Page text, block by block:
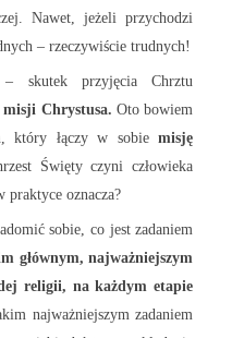
Nawet, jeżeli przychodzi
– rzeczywiście trudnych!
skutek przyjęcia Chrztu
misji Chrystusa. Oto bowiem
który łączy w sobiemisję
Święty czyni człowieka
praktyce oznacza?
sobie, co jest zadaniem
głównym, najważniejszym
religii, na każdym etapie
najważniejszym zadaniem